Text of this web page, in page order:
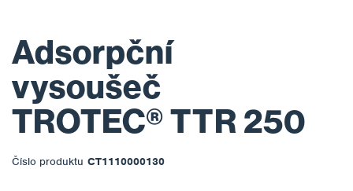
Adsorpční
vysoušeč
TROTEC® TTR 250
Číslo produktu CT1110000130